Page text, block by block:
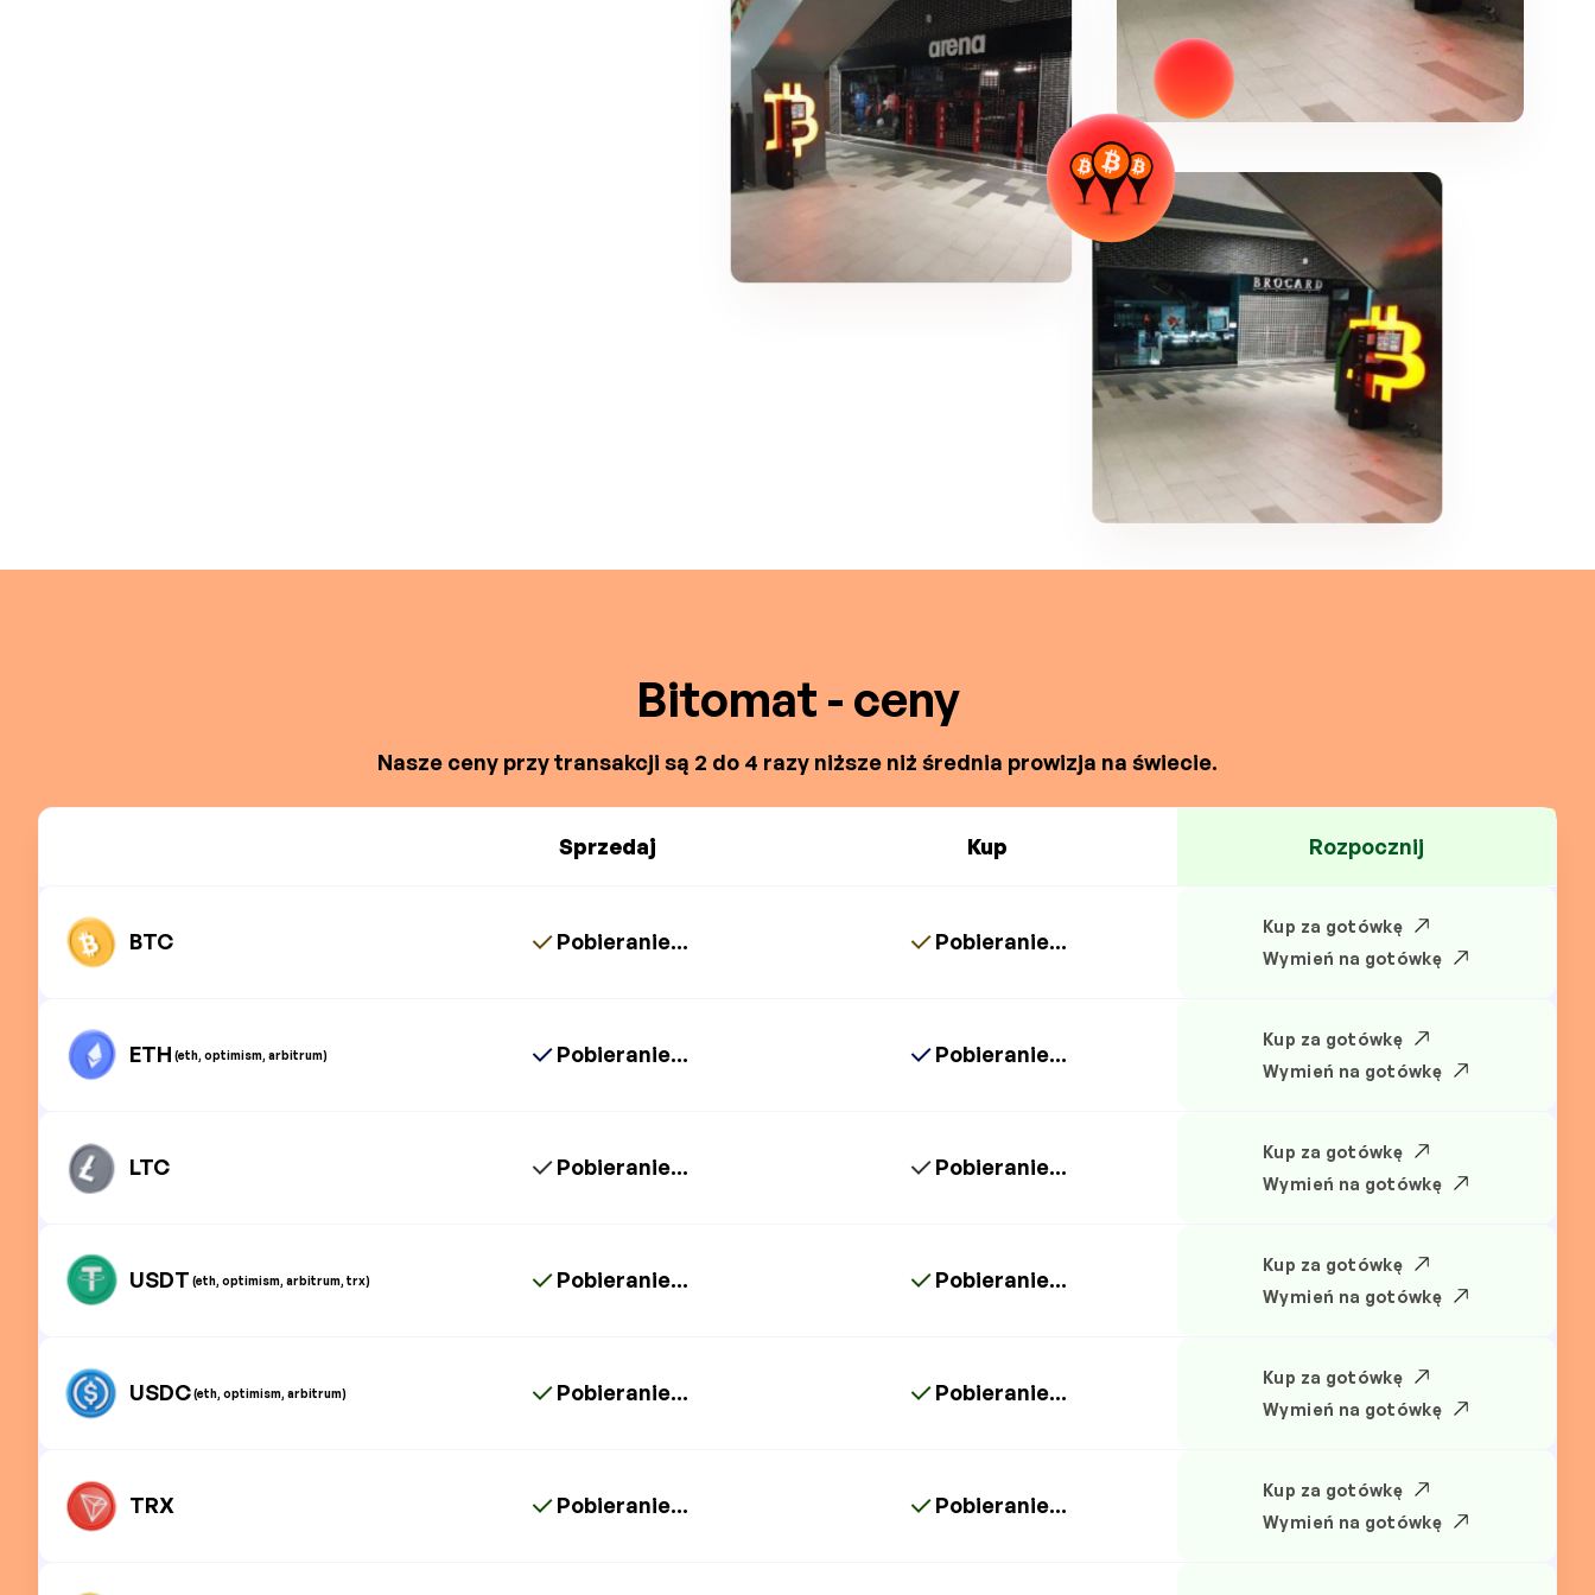
Bitomat - ceny
Nasze ceny przy transakcji są 2 do 4 razy niższe niż średnia prowizja na świecie.
Sprzedaj Kup Rozpocznij
BTC Pobieranie... Pobieranie...
Kup za gotówkę
Wymień na gotówkę
ETH (eth, optimism, arbitrum) Pobieranie... Pobieranie...
Kup za gotówkę
Wymień na gotówkę
LTC Pobieranie... Pobieranie...
Kup za gotówkę
Wymień na gotówkę
USDT (eth, optimism, arbitrum, trx) Pobieranie... Pobieranie...
Kup za gotówkę
Wymień na gotówkę
USDC(eth, optimism, arbitrum) Pobieranie... Pobieranie...
Kup za gotówkę
Wymień na gotówkę
TRX Pobieranie... Pobieranie...
Kup za gotówkę
Wymień na gotówkę